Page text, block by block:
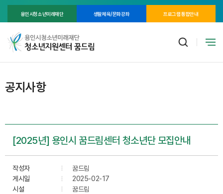
용인시청소년미래재단 생활체육/문화강좌 프로그램 통합안내
공지사항
[2025년] 용인시 꿈드림센터 청소년단 모집안내
작성자
꿈드림
게시일
2025-02-17
시설
꿈드림